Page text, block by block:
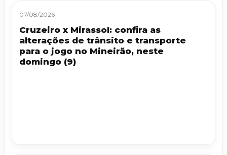
07/08/2026
Cruzeiro x Mirassol: confira as
alterações de trânsito e transporte
para o jogo no Mineirão, neste
domingo (9)